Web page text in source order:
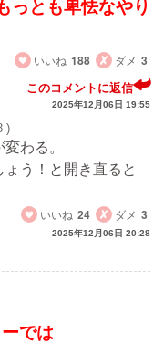
っとも卑怯なやり
いいね 188 ダメ 3
このコメントに返信
2025年12月06日 19:55
)
わる。
う！と開き直ると
いいね 24 ダメ 3
2025年12月06日 20:28
では